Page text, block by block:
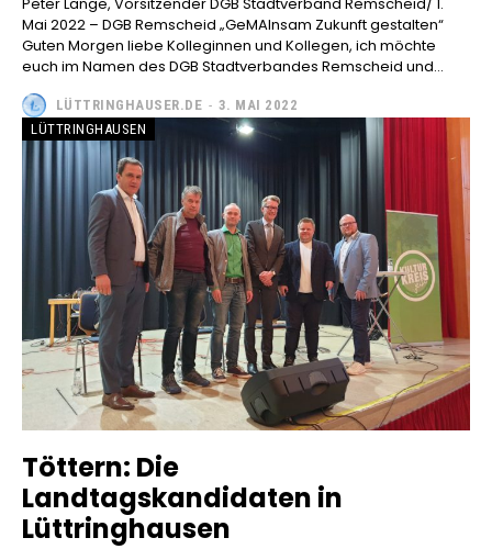
Mai 2022 – DGB Remscheid „GeMAInsam Zukunft gestalten“
Guten Morgen liebe Kolleginnen und Kollegen, ich möchte
euch im Namen des DGB Stadtverbandes Remscheid und...
LÜTTRINGHAUSER.DE - 3. MAI 2022
LÜTTRINGHAUSEN
Töttern: Die
Landtagskandidaten in
Lüttringhausen